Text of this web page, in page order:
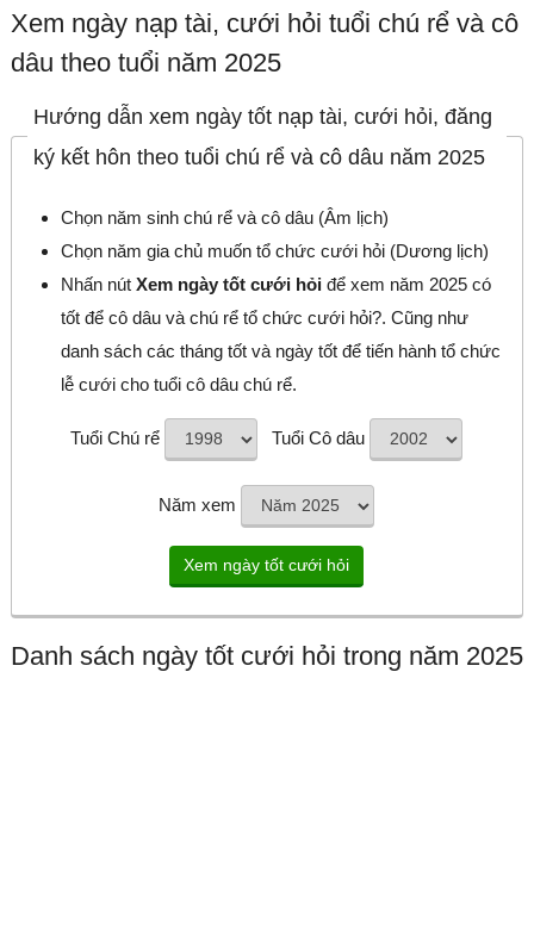
Xem ngày nạp tài, cưới hỏi tuổi chú rể và cô
dâu theo tuổi năm 2025
Hướng dẫn xem ngày tốt nạp tài, cưới hỏi, đăng
ký kết hôn theo tuổi chú rể và cô dâu năm 2025
Chọn năm sinh chú rể và cô dâu (Âm lịch)
Chọn năm gia chủ muốn tổ chức cưới hỏi (Dương lịch)
Nhấn nútXem ngày tốt cưới hỏi để xem năm 2025 có
tốt để cô dâu và chú rể tổ chức cưới hỏi?. Cũng như
danh sách các tháng tốt và ngày tốt để tiến hành tổ chức
lễ cưới cho tuổi cô dâu chú rể.
Tuổi Chú rể Tuổi Cô dâu
Năm xem
Danh sách ngày tốt cưới hỏi trong năm 2025